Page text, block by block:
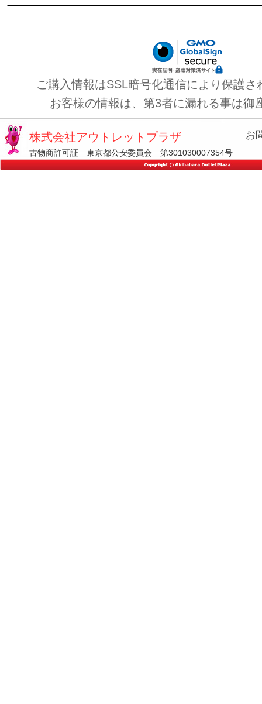
ご購入情報はSSL暗号化通信により保護さ
お客様の情報は、第3者に漏れる事は御
株式会社アウトレットプラザ
古物商許可証 東京都公安委員会 第301030007354号
お